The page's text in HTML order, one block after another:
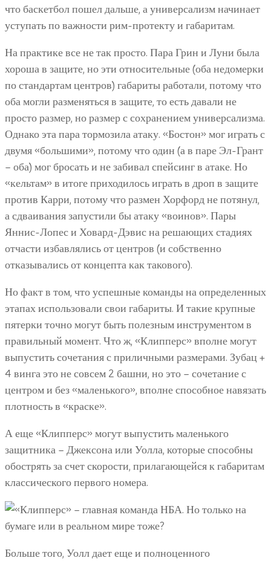
что баскетбол пошел дальше, а универсализм начинает
уступать по важности рим-протекту и габаритам.
На практике все не так просто. Пара Грин и Луни была
хороша в защите, но эти относительные (оба недомерки
по стандартам центров) габариты работали, потому что
оба могли разменяться в защите, то есть давали не
просто размер, но размер с сохранением универсализма.
Однако эта пара тормозила атаку. «Бостон» мог играть с
двумя «большими», потому что один (а в паре Эл-Грант
– оба) мог бросать и не забивал спейсинг в атаке. Но
«кельтам» в итоге приходилось играть в дроп в защите
против Карри, потому что размен Хорфорд не потянул,
а сдваивания запустили бы атаку «воинов». Пары
Яннис-Лопес и Ховард-Дэвис на решающих стадиях
отчасти избавлялись от центров (и собственно
отказывались от концепта как такового).
Но факт в том, что успешные команды на определенных
этапах использовали свои габариты. И такие крупные
пятерки точно могут быть полезным инструментом в
правильный момент. Что ж, «Клипперс» вполне могут
выпустить сочетания с приличными размерами. Зубац +
4 винга это не совсем 2 башни, но это – сочетание с
центром и без «маленького», вполне способное навязать
плотность в «краске».
А еще «Клипперс» могут выпустить маленького
защитника – Джексона или Уолла, которые способны
обострять за счет скорости, прилагающейся к габаритам
классического первого номера.
Больше того, Уолл дает еще и полноценного